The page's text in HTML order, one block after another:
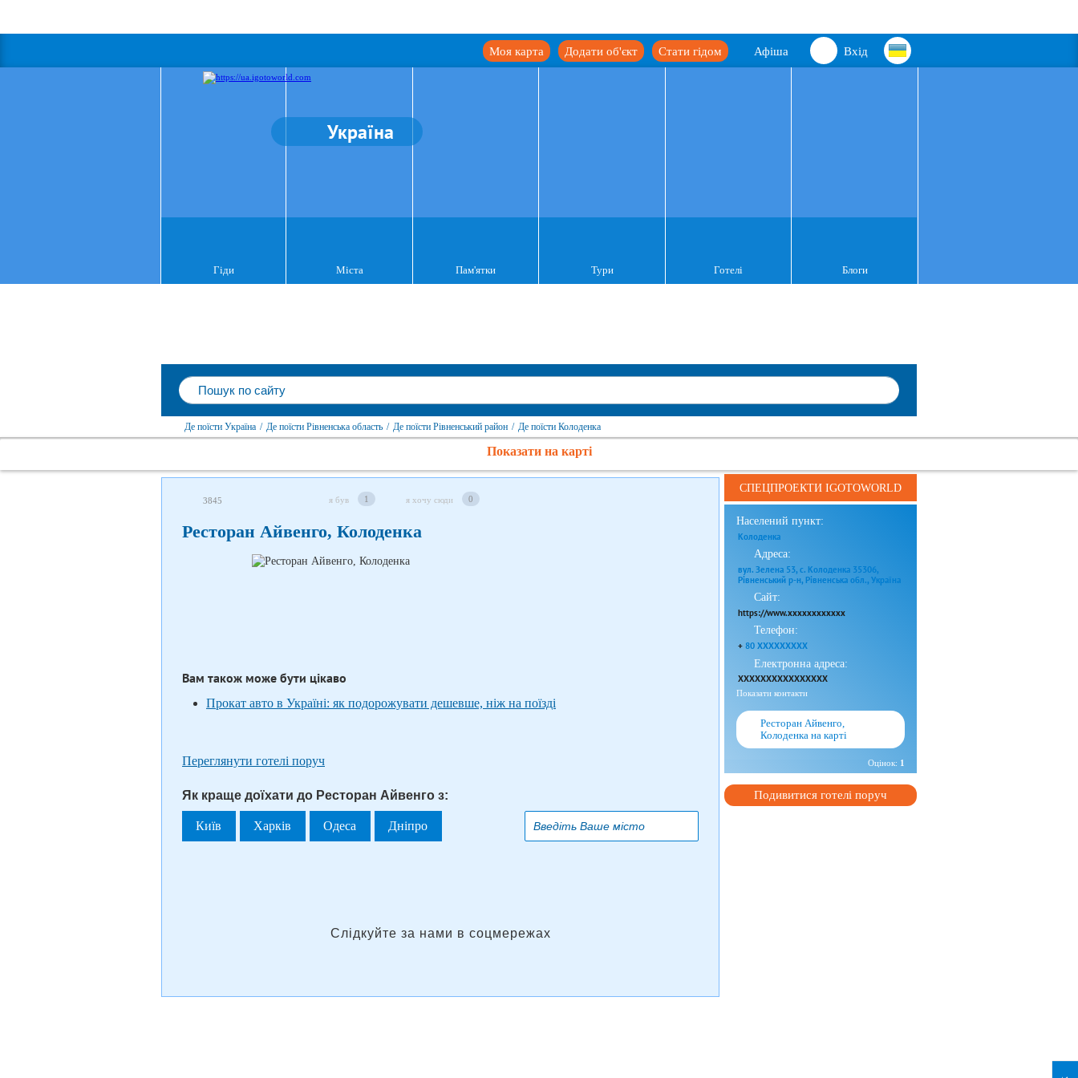
Вхід
Афіша
Стати гідом
Додати об'єкт
Моя карта
Україна
Гіди Міста Пам'ятки Тури Готелі Блоги
Де поїсти Україна / Де поїсти Рівненська область / Де поїсти Рівненський район / Де поїсти Колоденка
Показати на карті
3845 я був 1 я хочу сюди 0
Ресторан Айвенго, Колоденка
Вам також може бути цікаво
Прокат авто в Україні: як подорожувати дешевше, ніж на поїзді
Переглянути готелі поруч
Як краще доїхати до Ресторан Айвенго з:
Київ Харків Одеса Дніпро
Слідкуйте за нами в соцмережах
СПЕЦПРОЕКТИ IGOTOWORLD
Населений пункт:
Колоденка
Адреса:
вул. Зелена 53, с. Колоденка 35306,
Рівненський р-н, Рівненська обл., Україна
Сайт:
https://www.xxxxxxxxxxxx
Телефон:
+ 80 XXXXXXXXX
Електронна адреса:
XXXXXXXXXXXXXXXX
Показати контакти
Ресторан Айвенго,
Колоденка на карті
Оцінок: 1
Подивитися готелі поруч